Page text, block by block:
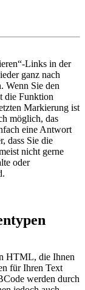
Links in der
ganz nach
Wenn Sie den
die Funktion
Markierung ist
möglich, das
eine Antwort
dass Sie die
nicht gerne
oder
HTML, die Ihnen
für Ihren Text
werden durch